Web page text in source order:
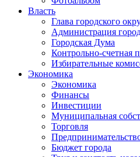
Власть
Глава городского
Администрация
Городская Дума
Контрольно-счетная
Избирательные
Экономика
Экономика
Финансы
Инвестиции
Муниципальная
Торговля
Бюджет города